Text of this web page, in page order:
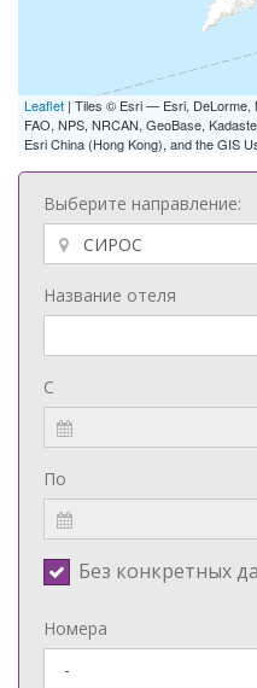
Leaflet | Tiles © Esri — Esri, DeLorme,
FAO, NPS, NRCAN, GeoBase,
Esri China (Hong Kong), and the GIS
Выберите направление:
Название отеля
С
По
Без конкретных
Номера